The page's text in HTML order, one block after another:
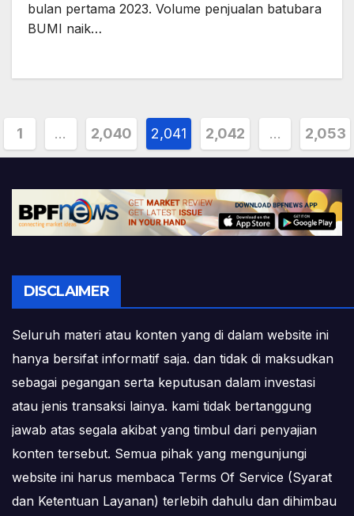
bulan pertama 2023. Volume penjualan batubara
BUMI naik…
1 … 2,040 2,041 2,042 … 2,053
DISCLAIMER
Seluruh materi atau konten yang di dalam website ini
hanya bersifat informatif saja. dan tidak di maksudkan
sebagai pegangan serta keputusan dalam investasi
atau jenis transaksi lainya. kami tidak bertanggung
jawab atas segala akibat yang timbul dari penyajian
konten tersebut. Semua pihak yang mengunjungi
website ini harus membaca Terms Of Service (Syarat
dan Ketentuan Layanan) terlebih dahulu dan dihimbau